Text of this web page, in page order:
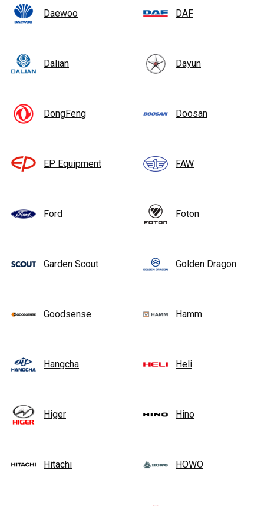
Daewoo DAF
Dalian Dayun
DongFeng Doosan
EP Equipment FAW
Ford Foton
Garden Scout Golden Dragon
Goodsense Hamm
Hangcha Heli
Higer Hino
Hitachi HOWO